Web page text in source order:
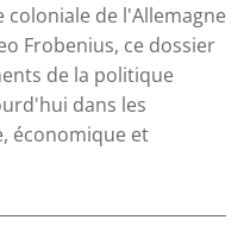
de l'Allemagne
Frobenius, ce dossier
de la politique
dans les
économique et